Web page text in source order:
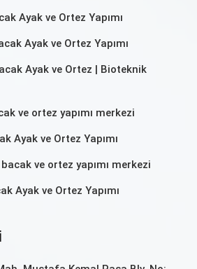
Ayak ve Ortez Yapımı
Ayak ve Ortez Yapımı
Ayak ve Ortez | Bioteknik
ve ortez yapımı merkezi
Ayak ve Ortez Yapımı
ve ortez yapımı merkezi
Ayak ve Ortez Yapımı